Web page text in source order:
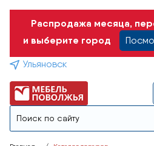
Распродажа месяца,
и выберите город
Ульяновск